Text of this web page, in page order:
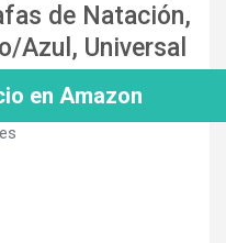
de Natación,
Azul, Universal
en Amazon